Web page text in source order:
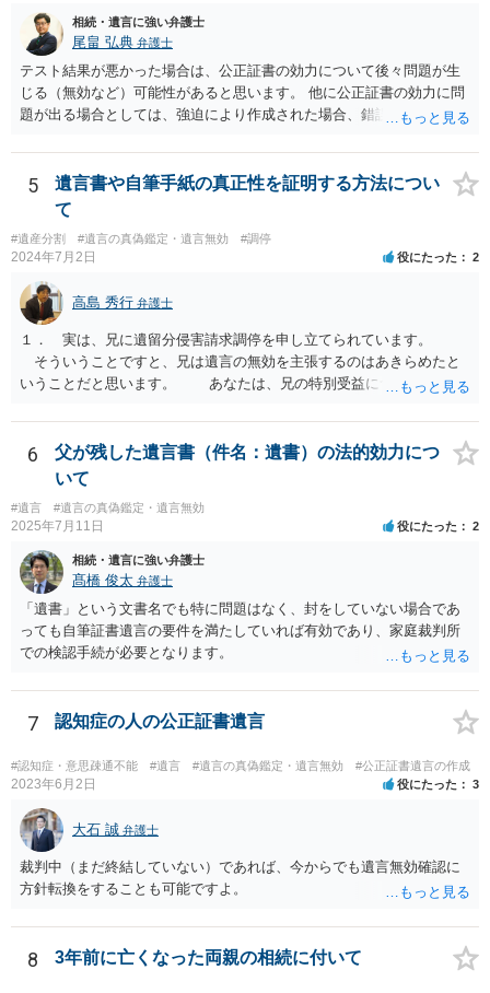
相続・遺言に強い弁護士
尾畠 弘典 弁護士
テスト結果が悪かった場合は、公正証書の効力について後々問題が生
じる（無効など）可能性があると思います。 他に公正証書の効力に問
題が出る場合としては、強迫により作成された場合、錯誤（勘違い）
すが、弁護士に作成を依頼する場合は、１０～数十万円程度になるケ
ースが多いと思います。 報酬体系は、弁護士ごとに異なりますので一
律の基準はありません。
5
遺言書や自筆手紙の真正性を証明する方法につい
て
#遺産分割 #遺言の真偽鑑定・遺言無効 #調停
2024年7月2日 役にたった 2
高島 秀行 弁護士
１． 実は、兄に遺留分侵害請求調停を申し立てられています。
そういうことですと、兄は遺言の無効を主張するのはあきらめたと
いうことだと思います。 あなたは、兄の特別受益について立証し
詳しい事情を話して相談された方がよいと思います。
6
父が残した遺言書（件名：遺書）の法的効力につ
いて
#遺言 #遺言の真偽鑑定・遺言無効
2025年7月11日 役にたった 2
相続・遺言に強い弁護士
髙橋 俊太 弁護士
「遺書」という文書名でも特に問題はなく、封をしていない場合であ
っても自筆証書遺言の要件を満たしていれば有効であり、家庭裁判所
での検認手続が必要となります。
7 認知症の人の公正証書遺言
#認知症・意思疎通不能 #遺言 #遺言の真偽鑑定・遺言無効 #公正証書遺言の作成
2023年6月2日 役にたった 3
大石 誠 弁護士
裁判中（まだ終結していない）であれば、今からでも遺言無効確認に
方針転換をすることも可能ですよ。
8 3年前に亡くなった両親の相続に付いて